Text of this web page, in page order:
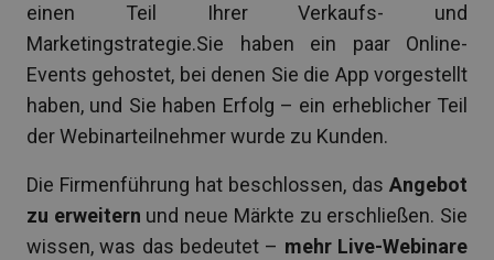
einen Teil Ihrer Verkaufs- und
Marketingstrategie.Sie haben ein paar Online-
Events gehostet, bei denen Sie die App vorgestellt
haben, und Sie haben Erfolg – ein erheblicher Teil
der Webinarteilnehmer wurde zu Kunden.
Die Firmenführung hat beschlossen, das Angebot
zu erweitern und neue Märkte zu erschließen. Sie
wissen, was das bedeutet – mehr Live-Webinare